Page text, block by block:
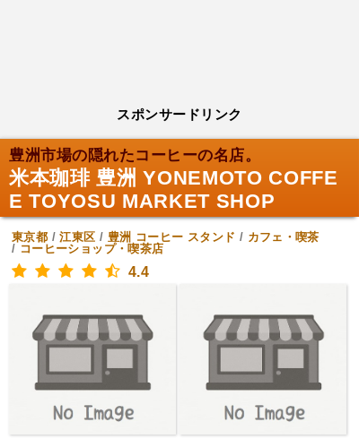
スポンサードリンク
豊洲市場の隠れたコーヒーの名店。
米本珈琲 豊洲 YONEMOTO COFFE
E TOYOSU MARKET SHOP
東京都 /江東区 / 豊洲 コーヒー スタンド / カフェ・喫茶
/ コーヒーショップ・喫茶店
4.4